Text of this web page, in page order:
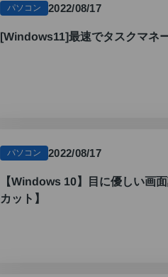
パソコン 2022/08/17
[Windows11]最速でタスクマネ
パソコン 2022/08/17
【Windows 10】目に優しい画
カット】